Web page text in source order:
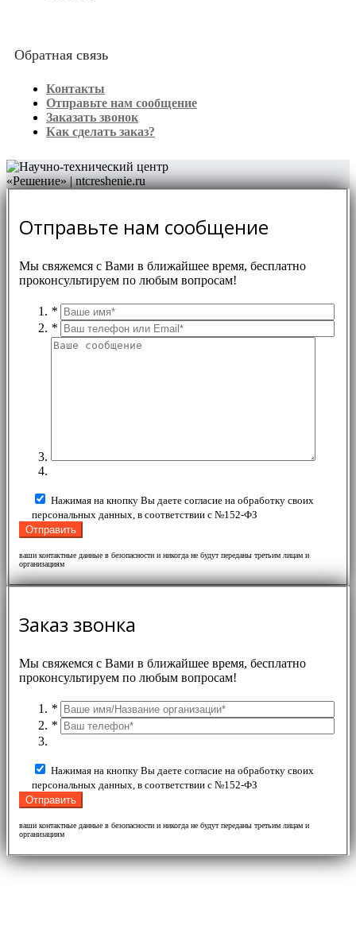
Обратная связь
Контакты
Отправьте нам сообщение
Заказать звонок
Как сделать заказ?
Отправьте нам сообщение
Мы свяжемся с Вами в ближайшее время, бесплатно
проконсультируем по любым вопросам!
*
*
Нажимая на кнопку Вы даете согласие на обработку своих
персональных данных, в соответствии с №152-ФЗ
ваши контактные данные в безопасности и никогда не будут переданы третьим лицам и
организациям
Заказ звонка
Мы свяжемся с Вами в ближайшее время, бесплатно
проконсультируем по любым вопросам!
*
*
Нажимая на кнопку Вы даете согласие на обработку своих
персональных данных, в соответствии с №152-ФЗ
ваши контактные данные в безопасности и никогда не будут переданы третьим лицам и
организациям